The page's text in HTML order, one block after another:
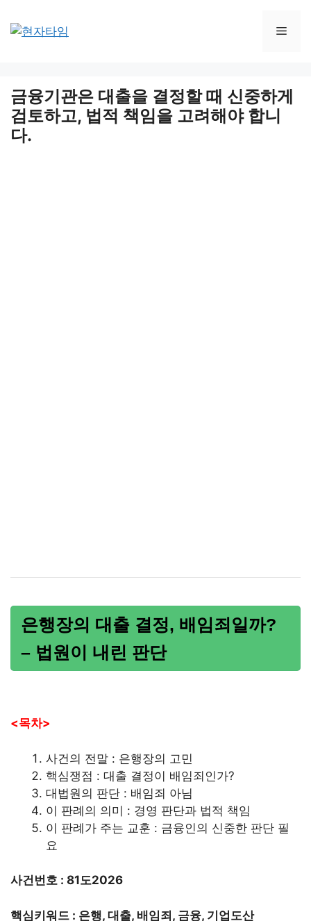
금융기관은 대출을 결정할 때 신중하게
검토하고, 법적 책임을 고려해야 합니
다.
은행장의 대출 결정, 배임죄일까?
– 법원이 내린 판단
<목차>
사건의 전말 : 은행장의 고민
핵심쟁점 : 대출 결정이 배임죄인가?
대법원의 판단 : 배임죄 아님
이 판례의 의미 : 경영 판단과 법적 책임
이 판례가 주는 교훈 : 금융인의 신중한 판단 필
요
사건번호 : 81도2026
핵심키워드 : 은행, 대출, 배임죄, 금융, 기업도산